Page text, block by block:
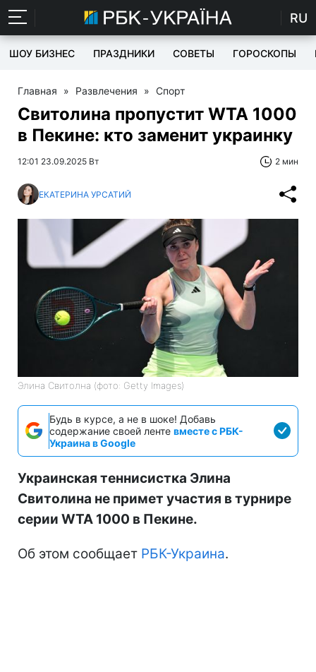
RU
ШОУ БИЗНЕС ПРАЗДНИКИ СОВЕТЫ ГОРОСКОПЫ
Главная » Развлечения » Спорт
Свитолина пропустит WTA 1000
в Пекине: кто заменит украинку
12:01 23.09.2025 Вт 2 мин
ЕКАТЕРИНА УРСАТИЙ
Элина Свитолна (фото: Getty Images)
Будь в курсе, а не в шоке! Добавь
содержание своей ленте вместе с РБК-
Украина в Google
Украинская теннисистка Элина
Свитолина не примет участия в турнире
серии WTA 1000 в Пекине.
Об этом сообщает РБК-Украина.